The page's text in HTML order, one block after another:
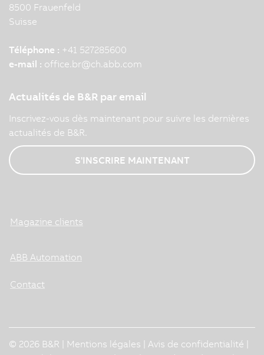
8500 Frauenfeld
Suisse
Téléphone : +41 527285600
e-mail : office.br@ch.abb.com
Actualités de B&R par email
Inscrivez-vous dès maintenant pour suivre les dernières
actualités de B&R.
S'INSCRIRE MAINTENANT
Magazine clients
ABB Automation
Contact
© 2026 B&R | Mentions légales Avis de confidentialité